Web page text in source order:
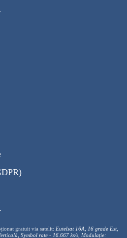
gratuit via satelit: Eutelsat 16A, 16 grade Est,
lă, Symbol rate - 16.667 ks/s, Modulație: